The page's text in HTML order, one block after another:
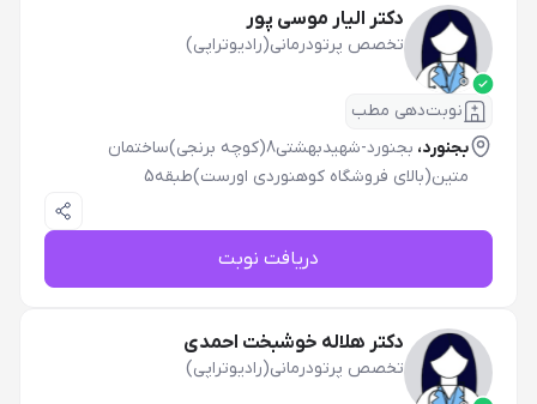
دکتر الیار موسی پور
تخصص پرتودرمانی(رادیوتراپی)
نوبت‌دهی مطب
بجنورد،
بجنورد-شهیدبهشتی8(کوچه برنجی)ساختمان
متین(بالای فروشگاه کوهنوردی اورست)طبقه5
دریافت نوبت
دکتر هلاله خوشبخت احمدی
تخصص پرتودرمانی(رادیوتراپی)